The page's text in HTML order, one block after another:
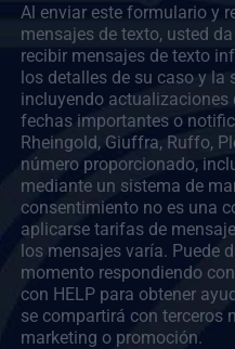
Al enviar este formulario y
mensajes de texto, usted
recibir mensajes de texto
los detalles de su caso y
incluyendo actualizaciones
fechas importantes o
Rheingold, Giuffra, Ruffo,
número proporcionado,
mediante un sistema de
consentimiento no es una
aplicarse tarifas de
los mensajes varía. Puede
momento respondiendo
con HELP para obtener
se compartirá con terceros
marketing o promoción.